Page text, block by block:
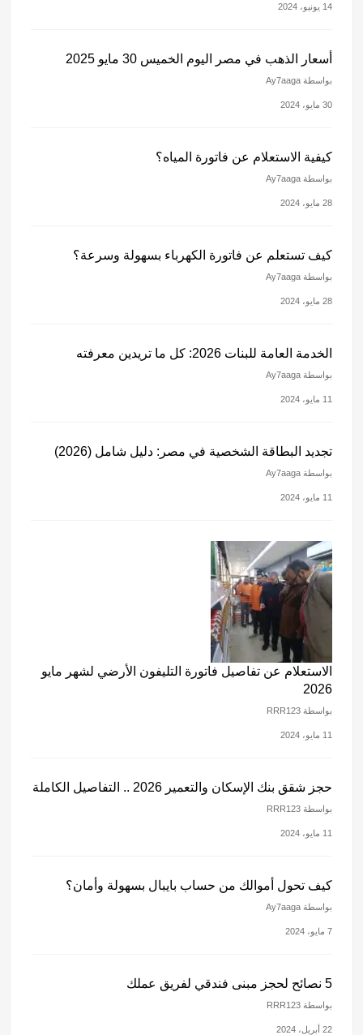
14 يونيو، 2024
أسعار الذهب في مصر اليوم الخميس 30 مايو 2025
بواسطة Ay7aaga
30 مايو، 2024
كيفية الاستعلام عن فاتورة المياه؟
بواسطة Ay7aaga
28 مايو، 2024
كيف تستعلم عن فاتورة الكهرباء بسهولة وسرعة؟
بواسطة Ay7aaga
28 مايو، 2024
الخدمة العامة للبنات 2026: كل ما تريدين معرفته
بواسطة Ay7aaga
11 مايو، 2024
تجديد البطاقة الشخصية في مصر: دليل شامل (2026)
بواسطة Ay7aaga
11 مايو، 2024
الاستعلام عن تفاصيل فاتورة التليفون الأرضي لشهر مايو
2026
بواسطة RRR123
11 مايو، 2024
حجز شقق بنك الإسكان والتعمير 2026 .. التفاصيل الكاملة
بواسطة RRR123
11 مايو، 2024
كيف تحول أموالك من حساب بايبال بسهولة وأمان؟
بواسطة Ay7aaga
7 مايو، 2024
5 نصائح لحجز مبنى فندقي لفريق عملك
بواسطة RRR123
22 أبريل، 2024